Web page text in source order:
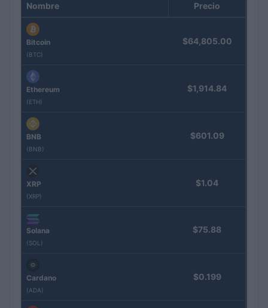
Nombre Precio
Bitcoin
(BTC)
$64,805.00
Ethereum
(ETH)
$1,914.84
BNB
(BNB)
$601.09
XRP
(XRP)
$1.04
Solana
(SOL)
$75.88
Cardano
(ADA)
$0.199